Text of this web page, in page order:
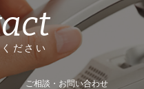
ださい
ご相談・お問い合わせ